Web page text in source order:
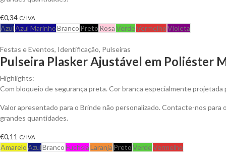
€0,34 C/ IVA
AzulAzul MarinhoBranco Preto RosaVerdeVermelhoVioleta
Festas e Eventos, Identificação, Pulseiras
Pulseira Plasker Ajustável em Poliéster
Highlights:
Com bloqueio de segurança preta. Cor branca especialmente projetada
Valor apresentado para o Brinde não personalizado. Contacte-nos
grandes quantidades.
€0,11 C/ IVA
AmareloAzulBrancoFuchsiaLaranja PretoVerdeVermelho